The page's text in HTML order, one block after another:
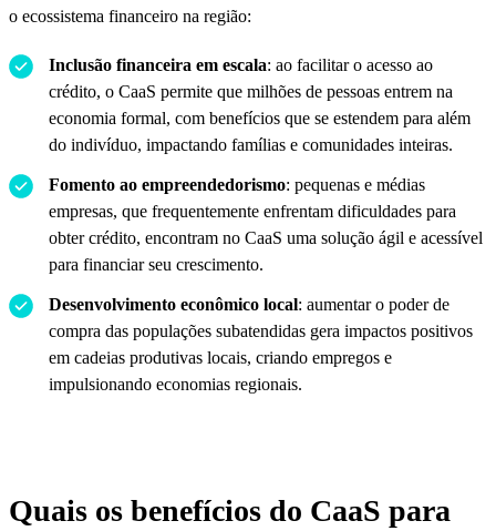
o ecossistema financeiro na região:
Inclusão financeira em escala: ao facilitar o acesso ao
crédito, o CaaS permite que milhões de pessoas entrem na
economia formal, com benefícios que se estendem para além
do indivíduo, impactando famílias e comunidades inteiras.
Fomento ao empreendedorismo: pequenas e médias
empresas, que frequentemente enfrentam dificuldades para
obter crédito, encontram no CaaS uma solução ágil e acessível
para financiar seu crescimento.
Desenvolvimento econômico local: aumentar o poder de
compra das populações subatendidas gera impactos positivos
em cadeias produtivas locais, criando empregos e
impulsionando economias regionais.
Quais os benefícios do CaaS para